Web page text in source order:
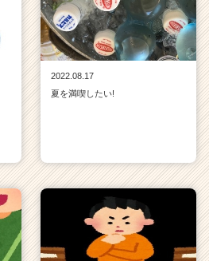
2022.08.17
夏を満喫したい!